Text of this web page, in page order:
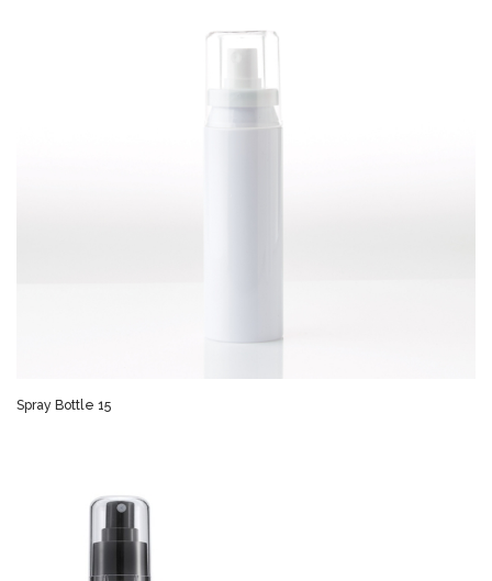
Spray Bottle 15